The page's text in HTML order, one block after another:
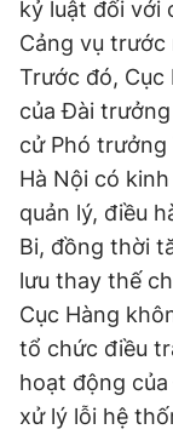
kỷ luật đối với
Cảng vụ trước
Trước đó, Cục
của Đài
cử Phó trưởng
Hà Nội có
quản lý, điều
Bi, đồng thời
lưu thay thế
Cục Hàng
tổ chức điều
hoạt động
xử lý lỗi hệ